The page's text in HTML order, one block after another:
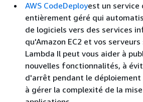
AWS CodeDeployest un service
entièrement géré qui
de logiciels vers des services
qu'Amazon EC2 et vos serveurs
Lambda Il peut vous aider à
nouvelles fonctionnalités, à
d'arrêt pendant le
à gérer la complexité de la